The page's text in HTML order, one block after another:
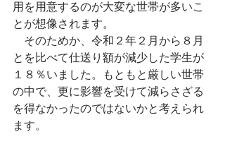
用を用意するのが大変な世帯が多いこ
とが想像されます。
そのためか、令和２年２月から８月
とを比べて仕送り額が減少した学生が
１８％いました。もともと厳しい世帯
の中で、更に影響を受けて減らさざる
を得なかったのではないかと考えられ
ます。